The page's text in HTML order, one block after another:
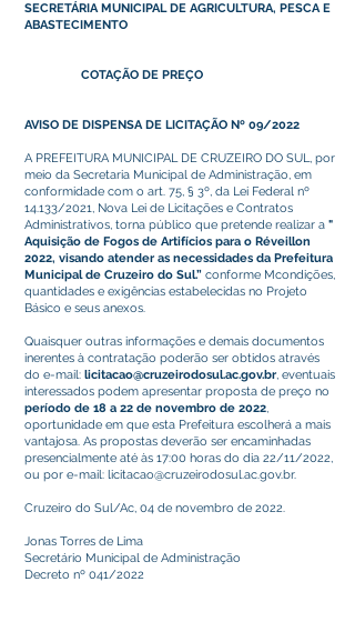
SECRETÁRIA MUNICIPAL DE AGRICULTURA, PESCA E
ABASTECIMENTO
COTAÇÃO DE PREÇO
AVISO DE DISPENSA DE LICITAÇÃO Nº 09/2022
A PREFEITURA MUNICIPAL DE CRUZEIRO DO SUL, por
meio da Secretaria Municipal de Administração, em
conformidade com o art. 75, § 3º, da Lei Federal nº
14.133/2021, Nova Lei de Licitações e Contratos
Administrativos, torna público que pretende realizar a "
Aquisição de Fogos de Artifícios para o Réveillon
2022, visando atender as necessidades da Prefeitura
Municipal de Cruzeiro do Sul.” conforme Mcondições,
quantidades e exigências estabelecidas no Projeto
Básico e seus anexos.
Quaisquer outras informações e demais documentos
inerentes à contratação poderão ser obtidos através
do e-mail: licitacao@cruzeirodosul.ac.gov.br, eventuais
interessados podem apresentar proposta de preço no
período de 18 a 22 de novembro de 2022,
oportunidade em que esta Prefeitura escolherá a mais
vantajosa. As propostas deverão ser encaminhadas
presencialmente até às 17:00 horas do dia 22/11/2022,
ou por e-mail: licitacao@cruzeirodosul.ac.gov.br.
Cruzeiro do Sul/Ac, 04 de novembro de 2022.
Jonas Torres de Lima
Secretário Municipal de Administração
Decreto nº 041/2022